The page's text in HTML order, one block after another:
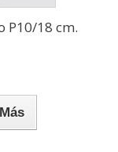
P10/18 cm.
Más